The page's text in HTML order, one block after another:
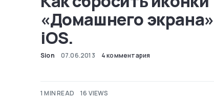
«Домашнего экрана»
iOS.
Sion 07.06.2013 4 комментария
1 MIN READ 16 VIEWS